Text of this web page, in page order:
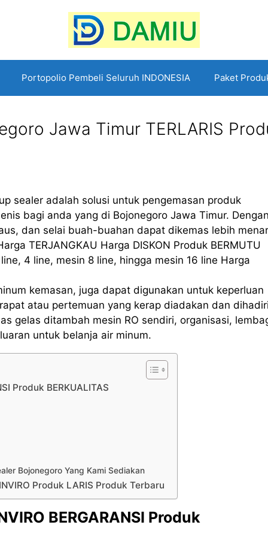
Portopolio Pembeli Seluruh INDONESIA Paket
Jawa Timur TERLARIS
sealer adalah solusi untuk pengemasan produk
bagi anda yang di Bojonegoro Jawa Timur.
dan selai buah-buahan dapat dikemas lebih
TERJANGKAU Harga DISKON Produk BERMUTU
4 line, mesin 8 line, hingga mesin 16 line Harga
kemasan, juga dapat digunakan untuk keperluan
atau pertemuan yang kerap diadakan dan
gelas ditambah mesin RO sendiri, organisasi,
untuk belanja air minum.
Produk BERKUALITAS
Bojonegoro Yang Kami Sediakan
Produk LARIS Produk Terbaru
BERGARANSI Produk